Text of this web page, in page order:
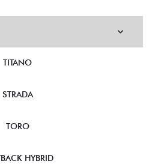
TITANO
STRADA
TORO
HYBRID